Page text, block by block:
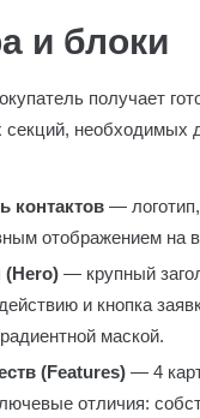
и блоки
получает
секций, необходимых
контактов —
отображением на
(Hero) — крупный
и кнопка
маской.
(Features) — 4
отличия: